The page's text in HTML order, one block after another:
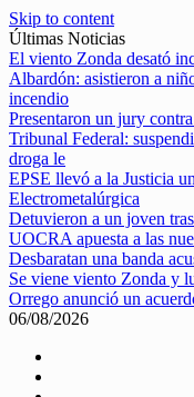
Skip to content
Últimas Noticias
El viento Zonda desató
Albardón: asistieron a
incendio
Presentaron un jury
Tribunal Federal:
droga le
EPSE llevó a la Justicia
Electrometalúrgica
Detuvieron a un joven
UOCRA apuesta a las
Desbaratan una banda
Se viene viento Zonda y
Orrego anunció un
06/08/2026